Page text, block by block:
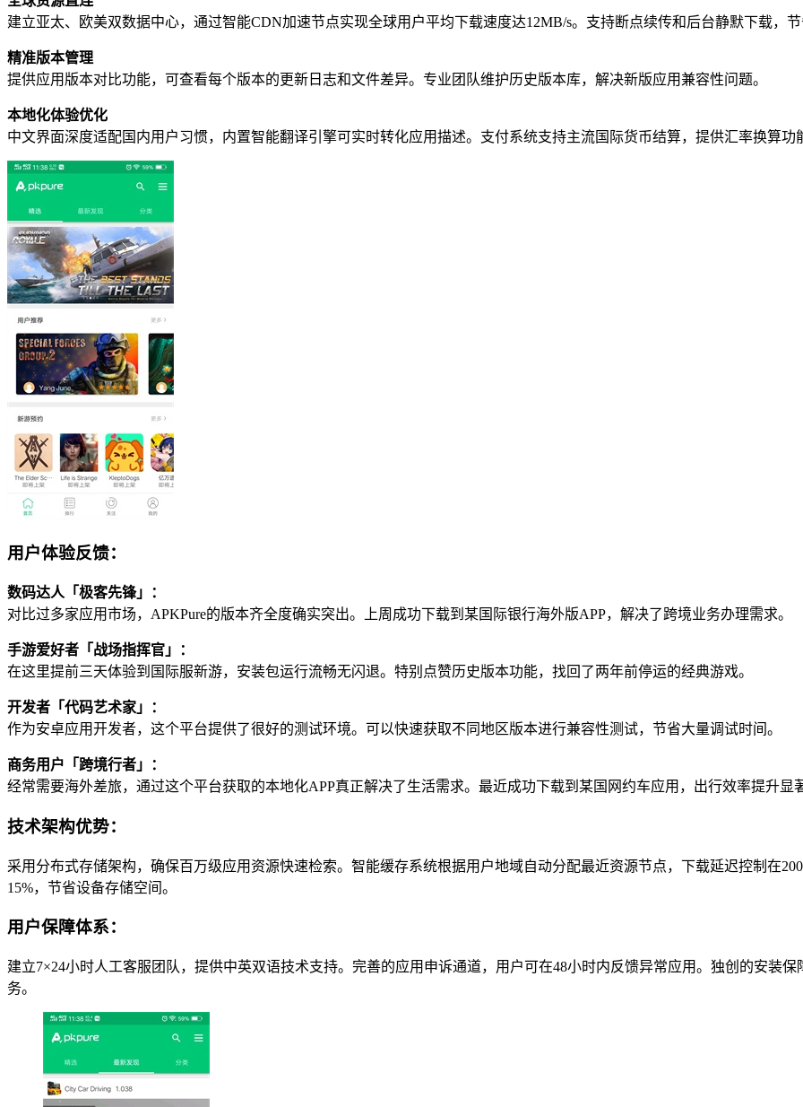
建立亚太、欧美双数据中心，通过智能CDN加速节点实现全球用户平均下载速度达12MB/s。支持断点续传和后台静默下载，
精准版本管理
提供应用版本对比功能，可查看每个版本的更新日志和文件差异。专业团队维护历史版本库，解决新版应用兼容性问题。
本地化体验优化
中文界面深度适配国内用户习惯，内置智能翻译引擎可实时转化应用描述。支付系统支持主流国际货币结算，提供汇率换算功
用户体验反馈：
数码达人「极客先锋」：
对比过多家应用市场，APKPure的版本齐全度确实突出。上周成功下载到某国际银行海外版APP，解决了跨境业务办理需求。
手游爱好者「战场指挥官」：
在这里提前三天体验到国际服新游，安装包运行流畅无闪退。特别点赞历史版本功能，找回了两年前停运的经典游戏。
开发者「代码艺术家」：
作为安卓应用开发者，这个平台提供了很好的测试环境。可以快速获取不同地区版本进行兼容性测试，节省大量调试时间。
商务用户「跨境行者」：
经常需要海外差旅，通过这个平台获取的本地化APP真正解决了生活需求。最近成功下载到某国网约车应用，出行效率提升显
技术架构优势：
采用分布式存储架构，确保百万级应用资源快速检索。智能缓存系统根据用户地域自动分配最近资源节点，下载延迟控制在
15%，节省设备存储空间。
用户保障体系：
建立7×24小时人工客服团队，提供中英双语技术支持。完善的应用申诉通道，用户可在48小时内反馈异常应用。独创的安装
务。